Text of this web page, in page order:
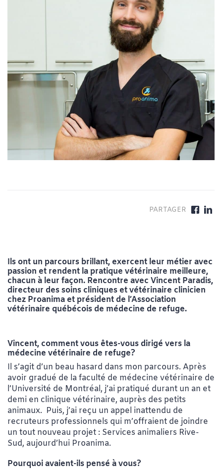
Ils ont un parcours brillant, exercent leur métier avec
passion et rendent la pratique vétérinaire meilleure,
chacun à leur façon. Rencontre avec Vincent Paradis,
directeur des soins cliniques et vétérinaire clinicien
chez Proanima et président de l’Association
vétérinaire québécois de médecine de refuge.
Vincent, comment vous êtes-vous dirigé vers la
médecine vétérinaire de refuge?
Il s’agit d’un beau hasard dans mon parcours. Après
avoir gradué de la faculté de médecine vétérinaire de
l’Université de Montréal, j’ai pratiqué durant un an et
demi en clinique vétérinaire, auprès des petits
animaux. Puis, j’ai reçu un appel inattendu de
recruteurs professionnels qui m’offraient de joindre
un tout nouveau projet : Services animaliers Rive-
Sud, aujourd’hui Proanima.
Pourquoi avaient-ils pensé à vous?